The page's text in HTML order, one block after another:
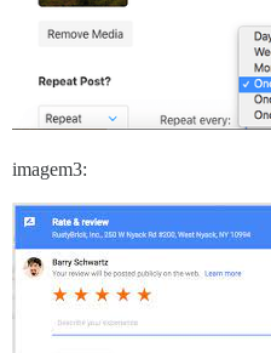
imagem3: